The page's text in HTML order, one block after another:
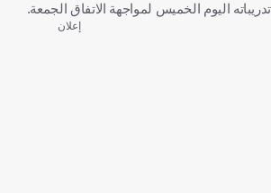
تدريباته اليوم الخميس لمواجهة الاتفاق الجمعة.
إعلان